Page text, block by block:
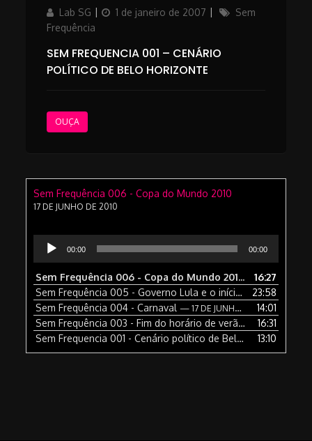
AuthorLab SG
Posted1 de janeiro de 2007 Categories
Sem
Frequência
SEM FREQUENCIA 001 – CENÁRIO
POLÍTICO DE BELO HORIZONTE
OUÇA
Sem Frequência 006 - Copa do Mundo 2010
17 DE JUNHO DE 2010
Tocador
áudio
00:00 00:00
Sem Frequência 006 - Copa do Mundo 2010 — 17 DE
16:27
Sem Frequência 005 - Governo Lula e o início do mandato de Barack Obama
23:58
Sem Frequência 004 - Carnaval — 17 DE JUNHO DE 2008
14:01
Sem Frequência 003 - Fim do horário de verão
— 17 DE
16:31
Sem Frequencia 001 - Cenário político de Belo Horizonte
13:10